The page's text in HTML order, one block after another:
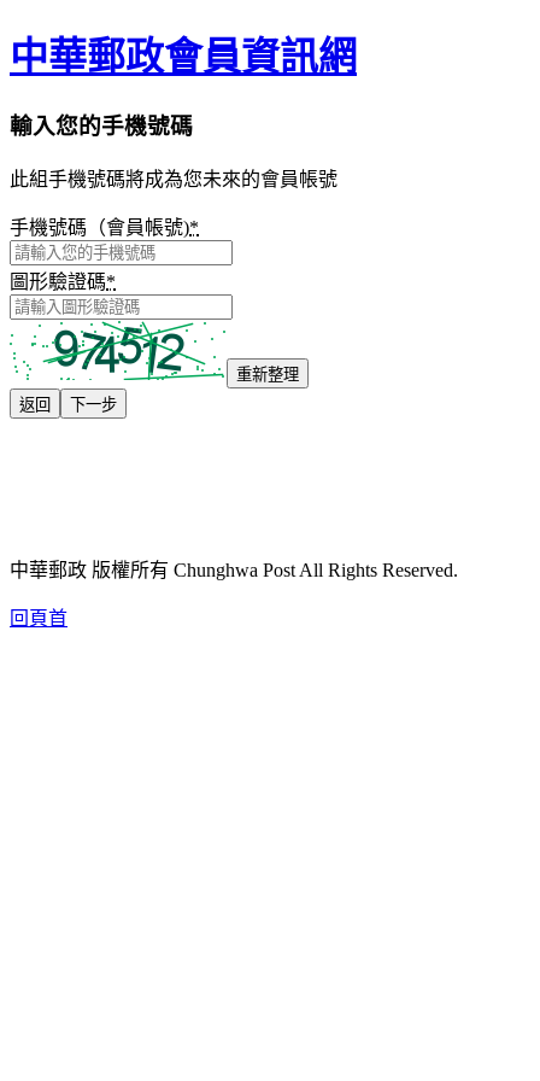
中華郵政會員資訊網
輸入您的手機號碼
此組手機號碼將成為您未來的會員帳號
手機號碼（會員帳號)*
圖形驗證碼*
重新整理
返回
下一步
中華郵政 版權所有 Chunghwa Post All Rights Reserved.
回頁首